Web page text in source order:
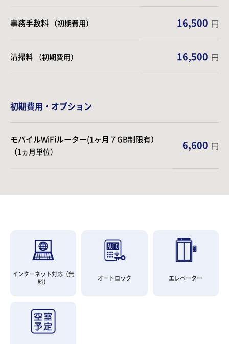
事務手数料 （初期費用） 16,500 円
清掃料 （初期費用） 16,500 円
初期費用・オプション
モバイルWiFiルーター(1ヶ月７GB制限有）
（1ヵ月単位） 6,600 円
インターネット対応（無
料）
オートロック エレベーター